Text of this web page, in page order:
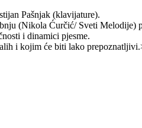
Pašnjak (klavijature).
(Nikola Ćurčić/ Sveti
i dinamici pjesme.
i kojim će biti lako